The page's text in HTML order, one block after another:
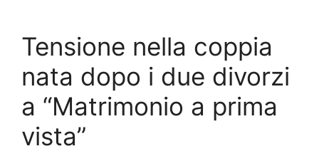
Tensione nella coppia
nata dopo i due divorzi
a “Matrimonio a prima
vista”